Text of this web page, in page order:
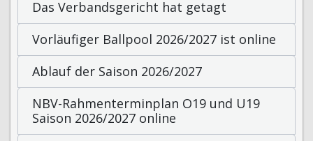
Das Verbandsgericht hat getagt
Vorläufiger Ballpool 2026/2027 ist online
Ablauf der Saison 2026/2027
NBV-Rahmenterminplan O19 und U19
Saison 2026/2027 online